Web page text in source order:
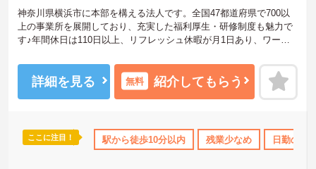
託児所・育児補助 無資格OK 日勤のみ 年間休日110日
神奈川県横浜市に本部を構える法人です。全国47都道府県で700以
上の事業所を展開しており、充実した福利厚生・研修制度も魅力で
す♪年間休日は110日以上、リフレッシュ休暇が月1日あり、ワーク
には、面接対策ポイントなど、さらに詳細をお話しいたしますので
お気軽にご相談ください！
詳細を見る 無料 紹介してもらう
ここに注目！ 駅から徒歩10分以内 残業少なめ 日勤のみ